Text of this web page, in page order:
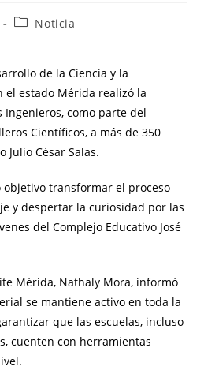
Noticia
de la Ciencia y la
el estado Mérida realizó la
Ingenieros, como parte del
Científicos, a más de 350
César Salas.
objetivo transformar el proceso
y despertar la curiosidad por las
del Complejo Educativo José
Mérida, Nathaly Mora, informó
se mantiene activo en toda la
que las escuelas, incluso
cuenten con herramientas